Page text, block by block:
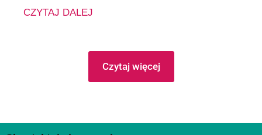
CZYTAJ DALEJ
Czytaj więcej